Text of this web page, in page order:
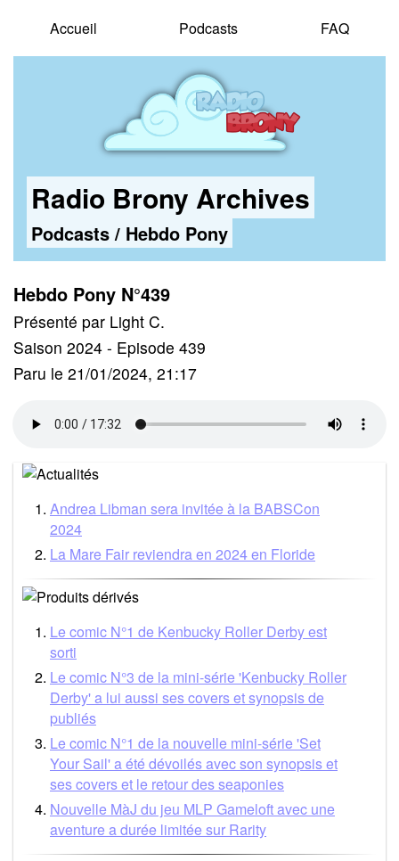
Accueil Podcasts FAQ
Radio Brony Archives
Podcasts/ Hebdo Pony
Hebdo Pony N°439
Présenté par Light C.
Saison 2024 - Episode 439
Paru le 21/01/2024, 21:17
Andrea Libman sera invitée à la BABSCon
2024
La Mare Fair reviendra en 2024 en Floride
Le comic N°1 de Kenbucky Roller Derby est
sorti
Le comic N°3 de la mini-série 'Kenbucky Roller
Derby' a lui aussi ses covers et synopsis de
publiés
Le comic N°1 de la nouvelle mini-série 'Set
Your Sail' a été dévoilés avec son synopsis et
ses covers et le retour des seaponies
Nouvelle MàJ du jeu MLP Gameloft avec une
aventure a durée limitée sur Rarity